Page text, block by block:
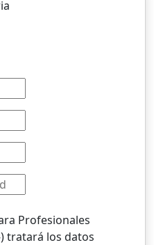
Profesionales
tratará los datos